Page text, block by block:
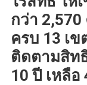
กว่า
ครบ 13 เ
ติดตามสิท
10 ปี เหลือ